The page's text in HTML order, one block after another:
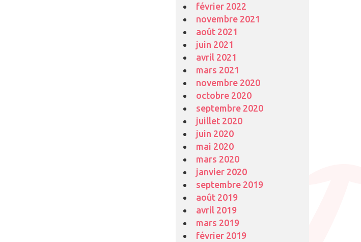
février 2022
novembre 2021
août 2021
juin 2021
avril 2021
mars 2021
novembre 2020
octobre 2020
septembre 2020
juillet 2020
juin 2020
mai 2020
mars 2020
janvier 2020
septembre 2019
août 2019
avril 2019
mars 2019
février 2019